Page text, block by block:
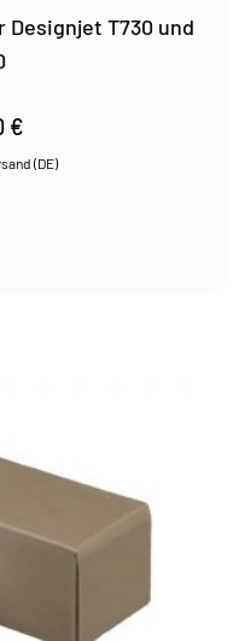
Designjet T730 und
€